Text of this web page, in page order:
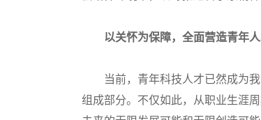
以关怀为保障，全面营造青年
当前，青年科技人才已然成为我
组成部分。不仅如此，从职业生涯